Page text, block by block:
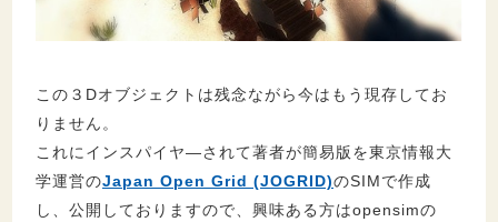
この３Dオブジェクトは残念ながら今はもう現存してお
りません。
これにインスパイヤ―されて著者が簡易版を東京情報大
学運営のJapan Open Grid (JOGRID)のSIMで作成
し、公開しておりますので、興味ある方はopensimの